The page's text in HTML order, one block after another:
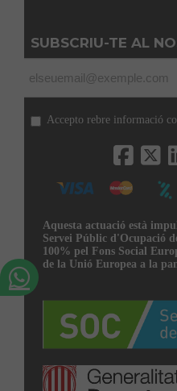
SUBSCRIU-TE AL
Accepto rebre informació
Aquesta actuació està
Servei Públic d'Ocupació
100% pel Fons Social
de la Unió Europea a la